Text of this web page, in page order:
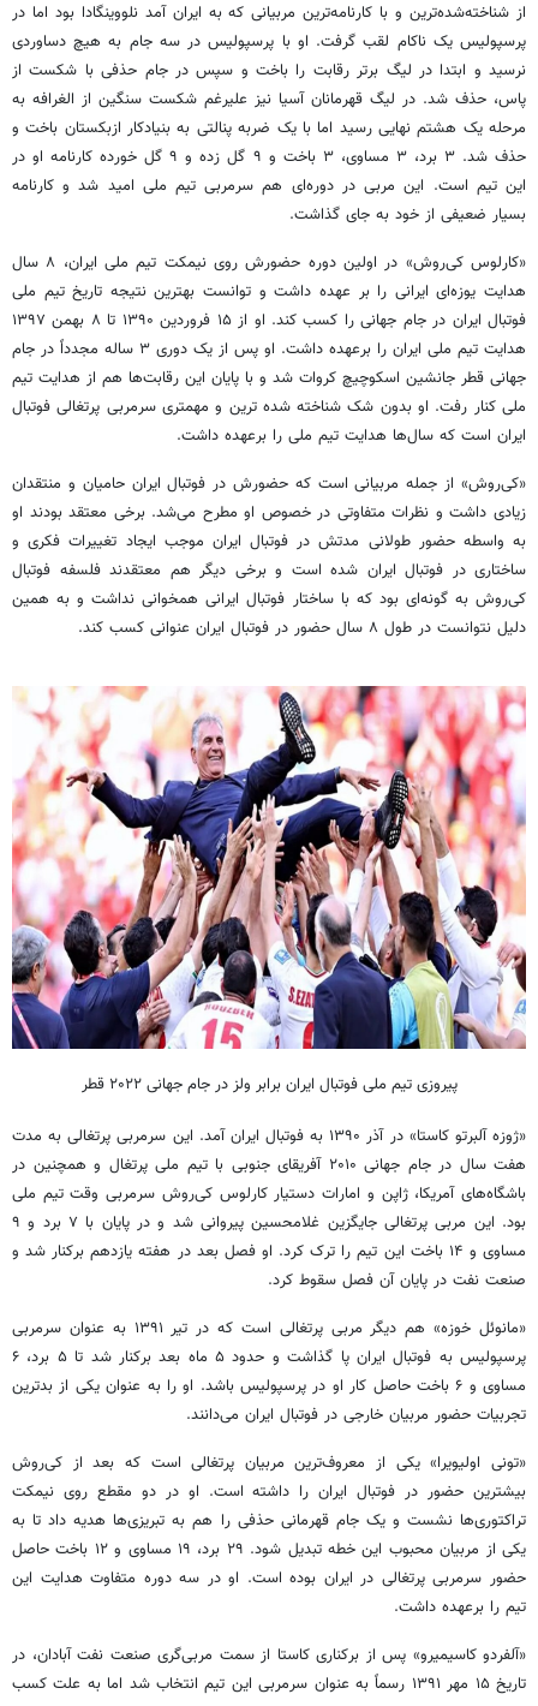
از شناخته‌شده‌ترین و با کارنامه‌ترین مربیانی که به ایران آمد نلووینگادا بود اما در
پرسپولیس یک ناکام لقب گرفت. او با پرسپولیس در سه جام به هیچ دساوردی
نرسید و ابتدا در لیگ برتر رقابت را باخت و سپس در جام حذفی با شکست از
پاس، حذف شد. در لیگ قهرمانان آسیا نیز علیرغم شکست سنگین از الغرافه به
مرحله یک هشتم نهایی رسید اما با یک ضربه پنالتی به بنیادکار ازبکستان باخت و
حذف شد. ۳ برد، ۳ مساوی، ۳ باخت و ۹ گل زده و ۹ گل خورده کارنامه او در
این تیم است. این مربی در دوره‌ای هم سرمربی تیم ملی امید شد و کارنامه
بسیار ضعیفی از خود به جای گذاشت.
«کارلوس کی‌روش» در اولین دوره حضورش روی نیمکت تیم ملی ایران، ۸ سال
هدایت یوزه‌ای ایرانی را بر عهده داشت و توانست بهترین نتیجه تاریخ تیم ملی
فوتبال ایران در جام جهانی را کسب کند. او از ۱۵ فروردین ۱۳۹۰ تا ۸ بهمن ۱۳۹۷
هدایت تیم ملی ایران را برعهده داشت. او پس از یک دوری ۳ ساله مجدداً در جام
جهانی قطر جانشین اسکوچیچ کروات شد و با پایان این رقابت‌ها هم از هدایت تیم
ملی کنار رفت. او بدون شک شناخته شده ترین و مهمتری سرمربی پرتغالی فوتبال
ایران است که سال‌ها هدایت تیم ملی را برعهده داشت.
«کی‌روش» از جمله مربیانی است که حضورش در فوتبال ایران حامیان و منتقدان
زیادی داشت و نظرات متفاوتی در خصوص او مطرح می‌شد. برخی معتقد بودند او
به واسطه حضور طولانی مدتش در فوتبال ایران موجب ایجاد تغییرات فکری و
ساختاری در فوتبال ایران شده است و برخی دیگر هم معتقدند فلسفه فوتبال
کی‌روش به گونه‌ای بود که با ساختار فوتبال ایرانی همخوانی نداشت و به همین
دلیل نتوانست در طول ۸ سال حضور در فوتبال ایران عنوانی کسب کند.
پیروزی تیم ملی فوتبال ایران برابر ولز در جام جهانی ۲۰۲۲ قطر
«ژوزه آلبرتو کاستا» در آذر ۱۳۹۰ به فوتبال ایران آمد. این سرمربی پرتغالی به مدت
هفت سال در جام جهانی ۲۰۱۰ آفریقای جنوبی با تیم ملی پرتغال و همچنین در
باشگاه‌های آمریکا، ژاپن و امارات دستیار کارلوس کی‌روش سرمربی وقت تیم ملی
بود. این مربی پرتغالی جایگزین غلامحسین پیروانی شد و در پایان با ۷ برد و ۹
مساوی و ۱۴ باخت این تیم را ترک کرد. او فصل بعد در هفته یازدهم برکنار شد و
صنعت نفت در پایان آن فصل سقوط کرد.
«مانوئل خوزه» هم دیگر مربی پرتغالی است که در تیر ۱۳۹۱ به عنوان سرمربی
پرسپولیس به فوتبال ایران پا گذاشت و حدود ۵ ماه بعد برکنار شد تا ۵ برد، ۶
مساوی و ۶ باخت حاصل کار او در پرسپولیس باشد. او را به عنوان یکی از بدترین
تجربیات حضور مربیان خارجی در فوتبال ایران می‌دانند.
«تونی اولیویرا» یکی از معروف‌ترین مربیان پرتغالی است که بعد از کی‌روش
بیشترین حضور در فوتبال ایران را داشته است. او در دو مقطع روی نیمکت
تراکتوری‌ها نشست و یک جام قهرمانی حذفی را هم به تبریزی‌ها هدیه داد تا به
یکی از مربیان محبوب این خطه تبدیل شود. ۲۹ برد، ۱۹ مساوی و ۱۲ باخت حاصل
حضور سرمربی پرتغالی در ایران بوده است. او در سه دوره متفاوت هدایت این
تیم را برعهده داشت.
«آلفردو کاسیمیرو» پس از برکناری کاستا از سمت مربی‌گری صنعت نفت آبادان، در
تاریخ ۱۵ مهر ۱۳۹۱ رسماً به عنوان سرمربی این تیم انتخاب شد اما به علت کسب